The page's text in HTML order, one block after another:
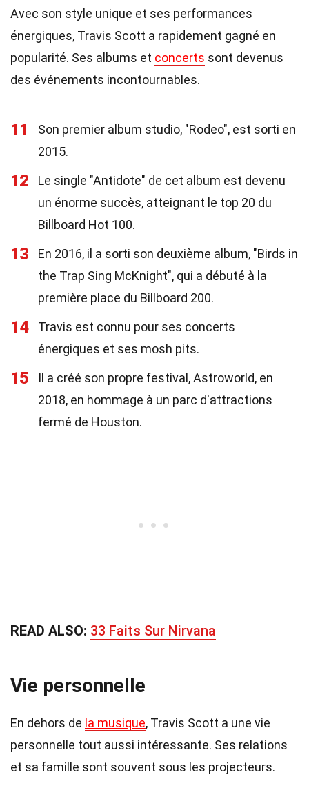
Avec son style unique et ses performances
énergiques, Travis Scott a rapidement gagné en
popularité. Ses albums et concerts sont devenus
des événements incontournables.
11
Son premier album studio, "Rodeo", est sorti en
2015.
12
Le single "Antidote" de cet album est devenu
un énorme succès, atteignant le top 20 du
Billboard Hot 100.
13
En 2016, il a sorti son deuxième album, "Birds in
the Trap Sing McKnight", qui a débuté à la
première place du Billboard 200.
14
Travis est connu pour ses concerts
énergiques et ses mosh pits.
15
Il a créé son propre festival, Astroworld, en
2018, en hommage à un parc d'attractions
fermé de Houston.
READ ALSO: 33 Faits Sur Nirvana
Vie personnelle
En dehors de la musique, Travis Scott a une vie
personnelle tout aussi intéressante. Ses relations
et sa famille sont souvent sous les projecteurs.